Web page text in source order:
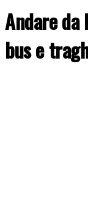
Andare da
bus e